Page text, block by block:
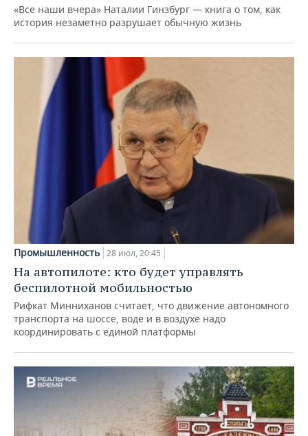
«Все наши вчера» Наталии Гинзбург — книга о том, как
история незаметно разрушает обычную жизнь
Промышленность 28 июл, 20:45
На автопилоте: кто будет управлять
беспилотной мобильностью
Рифкат Минниханов считает, что движение автономного
транспорта на шоссе, воде и в воздухе надо
координировать с единой платформы